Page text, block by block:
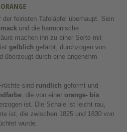
der feinsten Tafeläpfel überhaupt. Sein
und die harmonische
machen ihn zu einer Sorte mit
gelblich gefärbt, durchzogen von
überzeugt durch eine angenehm
sind rundlich geformt und
, die von einer orange- bis
ist. Die Schale ist leicht rau,
ist, die zwischen 1825 und 1830 von
wurde.